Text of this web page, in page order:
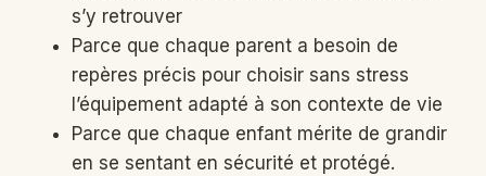
s’y retrouver
Parce que chaque parent a besoin de
repères précis pour choisir sans stress
l’équipement adapté à son contexte de vie
Parce que chaque enfant mérite de grandir
en se sentant en sécurité et protégé.